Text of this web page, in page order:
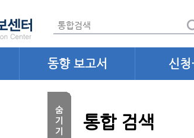
동향 보고서 신청
통합 검색